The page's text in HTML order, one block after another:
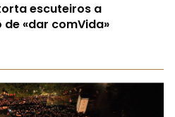
escuteiros a
«dar comVida»